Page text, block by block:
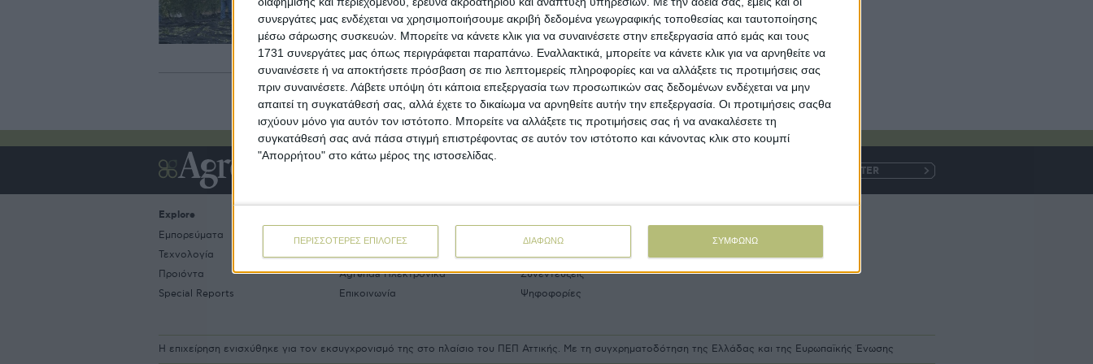
συνεργάτες μας ενδέχεται να χρησιμοποιήσουμε ακριβή δεδομένα γεωγραφικής τοποθεσίας και ταυτοποίησης
μέσω σάρωσης συσκευών. Μπορείτε να κάνετε κλικ για να συναινέσετε στην επεξεργασία από εμάς και τους
1731 συνεργάτες μας όπως περιγράφεται παραπάνω. Εναλλακτικά, μπορείτε να κάνετε κλικ για να αρνηθείτε να
συναινέσετε ή να αποκτήσετε πρόσβαση σε πιο λεπτομερείς πληροφορίες και να αλλάξετε τις προτιμήσεις σας
πριν συναινέσετε. Λάβετε υπόψη ότι κάποια επεξεργασία των προσωπικών σας δεδομένων ενδέχεται να μην
απαιτεί τη συγκατάθεσή σας, αλλά έχετε το δικαίωμα να αρνηθείτε αυτήν την επεξεργασία. Οι προτιμήσεις σαςθα
ισχύουν μόνο για αυτόν τον ιστότοπο. Μπορείτε να αλλάξετε τις προτιμήσεις σας ή να ανακαλέσετε τη
συγκατάθεσή σας ανά πάσα στιγμή επιστρέφοντας σε αυτόν τον ιστότοπο και κάνοντας κλικ στο κουμπί
"Απορρήτου" στο κάτω μέρος της ιστοσελίδας.
ΠΕΡΙΣΣΟΤΕΡΕΣ ΕΠΙΛΟΓΕΣ ΔΙΑΦΩΝΩ ΣΥΜΦΩΝΩ
Στο µεγαλύτερο πρόβληµα της ελληνικής γεωργίας τείνει να
αναδειχθεί η επίµονη και διαρκώς εντεινόµενη έλλειψη
εργατικών χεριών σε χωράφια, ελαιώνες, οπωρώνες και
θερµοκήπια.
Explore
Εμπορεύματα
Τεχνολογία
Προιόντα
Special Reports
Εταιρική ταυτότητα
Ιστορική αναδρομή
Agrenda Ηλεκτρονικά
Επικοινωνία
Δελτία Τύπου
Εκδηλώσεις
Συνεντεύξεις
Ψηφοφορίες
Συνδρομές
Αγγελίες
Η επιχείρηση ενισχύθηκε για τον εκσυγχρονισμό της στο πλαίσιο του ΠΕΠ Αττικής. Με τη συγχρηματοδότηση της Ελλάδας και της Ευρωπαϊκής Ένωσης